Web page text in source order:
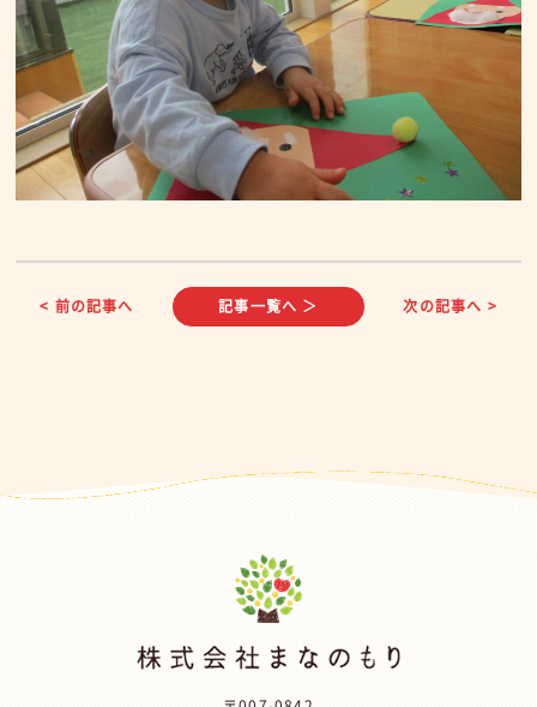
< 前の記事へ 記事一覧へ ＞ 次の記事へ >